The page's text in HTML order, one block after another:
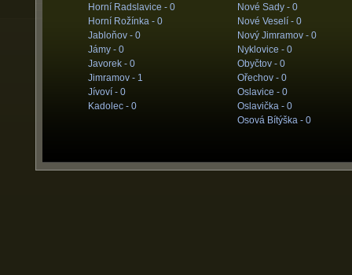
Horní Radslavice - 0
Horní Rožínka - 0
Jabloňov - 0
Jámy - 0
Javorek - 0
Jimramov - 1
Jívoví - 0
Kadolec - 0
Nové Sady - 0
Nové Veselí - 0
Nový Jimramov - 0
Nyklovice - 0
Obyčtov - 0
Ořechov - 0
Oslavice - 0
Oslavička - 0
Osová Bítýška - 0